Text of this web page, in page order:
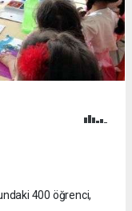
400 öğrenci,